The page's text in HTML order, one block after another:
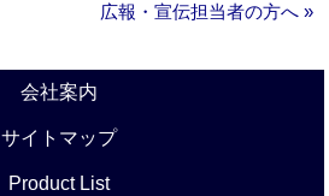
広報・宣伝担当者の方へ »
会社案内
サイトマップ
Product List